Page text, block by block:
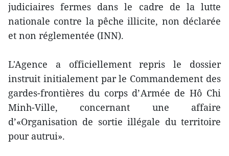
judiciaires fermes dans le cadre de la lutte
nationale contre la pêche illicite, non déclarée
et non réglementée (INN).
L'Agence a officiellement repris le dossier
instruit initialement par le Commandement des
gardes-frontières du corps d’Armée de Hô Chi
Minh-Ville, concernant une affaire
d’«Organisation de sortie illégale du territoire
pour autrui».